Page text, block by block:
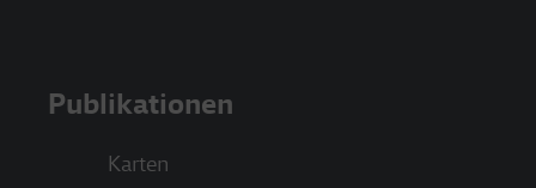
Publikationen
Karten